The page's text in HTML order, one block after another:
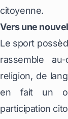
citoyenne.
Vers une
Le sport
rassemble
religion, de
en fait un
participation